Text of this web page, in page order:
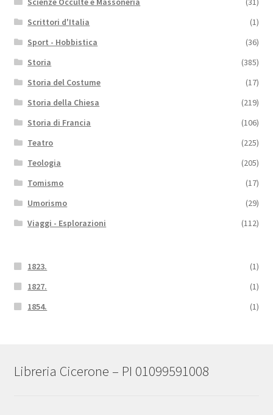
Scrittori d'Italia
(1)
Sport - Hobbistica
(36)
Storia
(385)
Storia del Costume
(17)
Storia della Chiesa
(219)
Storia di Francia
(106)
Teatro
(225)
Teologia
(205)
Tomismo
(17)
Umorismo
(29)
Viaggi - Esplorazioni
(112)
1823.
(1)
1827.
(1)
1854.
(1)
Libreria Cicerone – PI 01099591008